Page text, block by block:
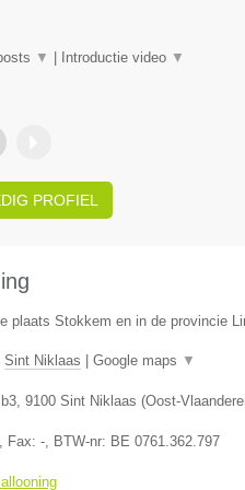
▼ Introductie video ▼
PROFIEL
plaats Stokkem en in de provincie
Sint Niklaas Google maps ▼
, 9100 Sint Niklaas (Oost-
Fax: -, BTW-nr: BE 0761.362.797